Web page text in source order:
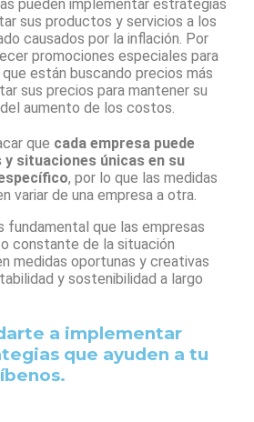
pueden implementar estrategias
sus productos y servicios a los
causados por la inflación. Por
promociones especiales para
están buscando precios más
sus precios para mantener su
aumento de los costos.
que cada empresa puede
situaciones únicas en su
, por lo que las medidas
variar de una empresa a otra.
fundamental que las empresas
constante de la situación
medidas oportunas y creativas
y sostenibilidad a largo
a implementar
que ayuden a tu